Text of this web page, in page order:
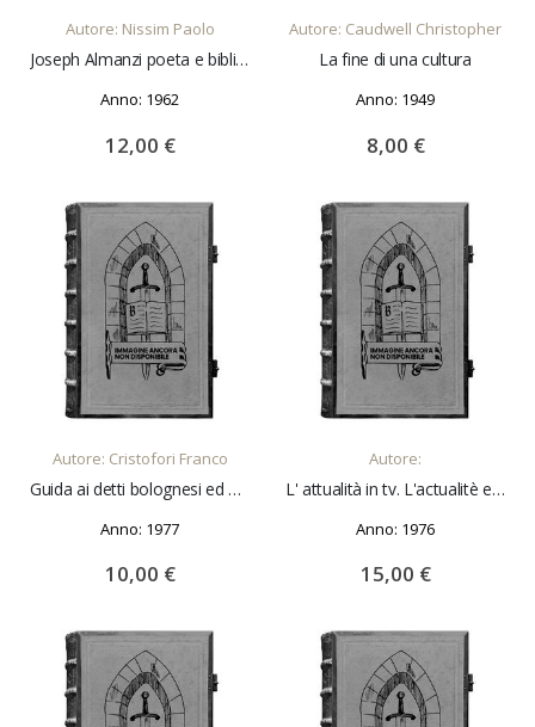
Autore: Nissim Paolo
Joseph Almanzi poeta e bibliofilo padovano. Estratto da "scritti in memoria di Federico Luzzatto
Anno: 1962
12,00 €
Autore: Caudwell Christopher
La fine di una cultura
Anno: 1949
8,00 €
AGGIUNGI AL CARRELLO
Autore: Cristofori Franco
Guida ai detti bolognesi ed emiliani
Anno: 1977
10,00 €
AGGIUNGI AL CARRELLO
Autore:
L' attualità in tv. L'actualitè en tv. News and current events on tv. Vol. 1° relazioni introduttive. Vol. 2° Interventi
Anno: 1976
15,00 €